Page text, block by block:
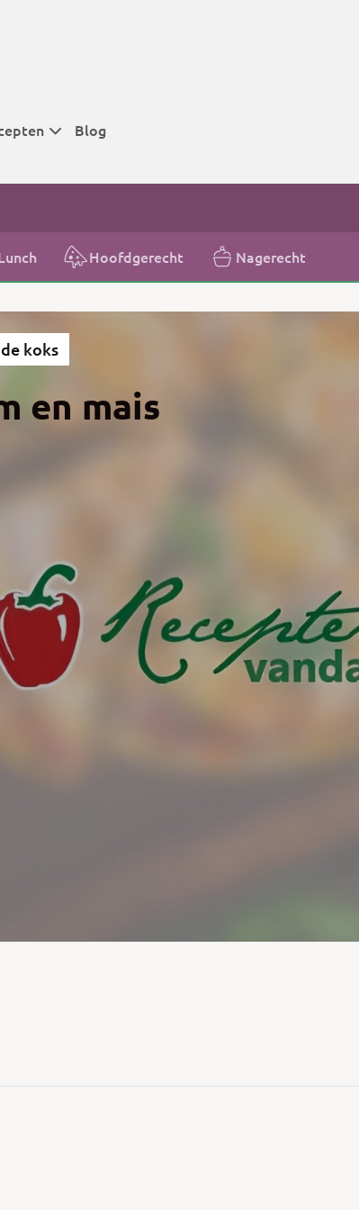
tijden
tijden
Blog
Hoofdgerecht Nagerecht
koks
en mais